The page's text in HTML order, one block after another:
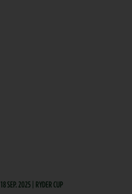
18 SEP. 2025 | RYDER CUP